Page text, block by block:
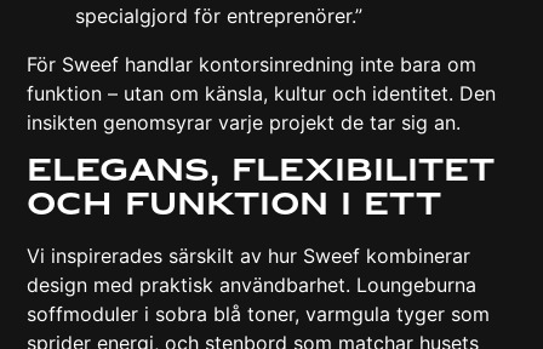
specialgjord för entreprenörer.”
För Sweef handlar kontorsinredning inte bara om
funktion – utan om känsla, kultur och identitet. Den
insikten genomsyrar varje projekt de tar sig an.
Elegans, flexibilitet
och funktion i ett
Vi inspirerades särskilt av hur Sweef kombinerar
design med praktisk användbarhet. Loungeburna
soffmoduler i sobra blå toner, varmgula tyger som
sprider energi, och stenbord som matchar husets